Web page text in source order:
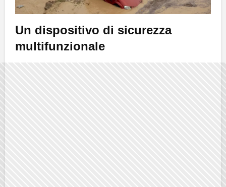
Un dispositivo di sicurezza
multifunzionale